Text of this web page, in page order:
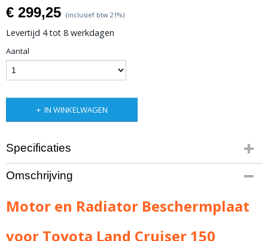
€ 299,25 (inclusief btw 21%)
Levertijd 4 tot 8 werkdagen
Aantal
IN WINKELWAGEN
Specificaties
Bruto gewicht
18,00 Kg
Omschrijving
Motor en Radiator Beschermplaat
voor Toyota Land Cruiser 150